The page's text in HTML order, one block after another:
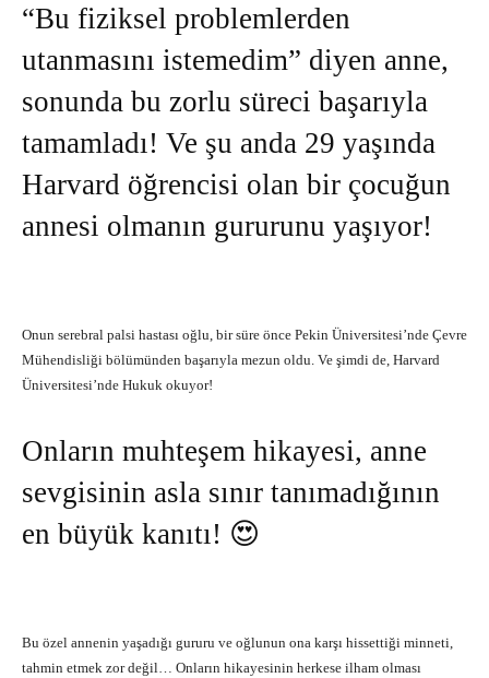
“Bu fiziksel problemlerden
utanmasını istemedim” diyen anne,
sonunda bu zorlu süreci başarıyla
tamamladı! Ve şu anda 29 yaşında
Harvard öğrencisi olan bir çocuğun
annesi olmanın gururunu yaşıyor!
Onun serebral palsi hastası oğlu, bir süre önce Pekin Üniversitesi’nde Çevre
Mühendisliği bölümünden başarıyla mezun oldu. Ve şimdi de, Harvard
Üniversitesi’nde Hukuk okuyor!
Onların muhteşem hikayesi, anne
sevgisinin asla sınır tanımadığının
en büyük kanıtı! 😍
Bu özel annenin yaşadığı gururu ve oğlunun ona karşı hissettiği minneti,
tahmin etmek zor değil… Onların hikayesinin herkese ilham olması